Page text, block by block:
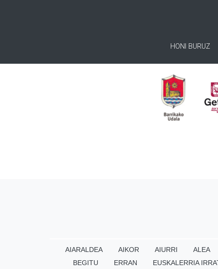
HONI BURUZ
AIARALDEA AIKOR AIURRI ALEA
BEGITU
ERRAN EUSKALERRIA